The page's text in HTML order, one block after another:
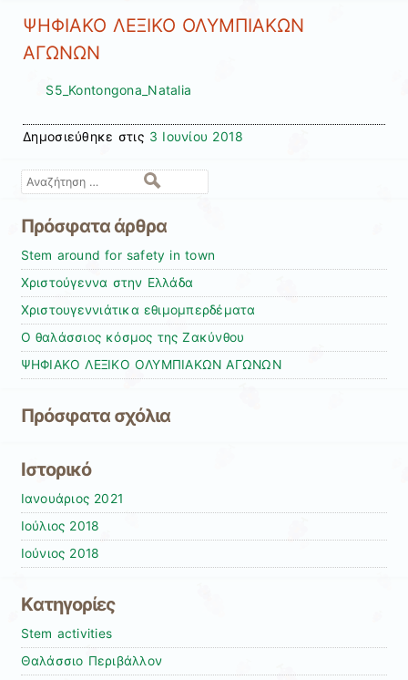
ΨΗΦΙΑΚΟ ΛΕΞΙΚΟ ΟΛΥΜΠΙΑΚΩΝ
ΑΓΩΝΩΝ
S5_Kontongona_Natalia
Δημοσιεύθηκε στις 3 Ιουνίου 2018
Αναζήτηση
Πρόσφατα άρθρα
Stem around for safety in town
Χριστούγεννα στην Ελλάδα
Χριστουγεννιάτικα εθιμομπερδέματα
O θαλάσσιος κόσμος της Ζακύνθου
ΨΗΦΙΑΚΟ ΛΕΞΙΚΟ ΟΛΥΜΠΙΑΚΩΝ ΑΓΩΝΩΝ
Πρόσφατα σχόλια
Ιστορικό
Ιανουάριος 2021
Ιούλιος 2018
Ιούνιος 2018
Kατηγορίες
Stem activities
Θαλάσσιο Περιβάλλον